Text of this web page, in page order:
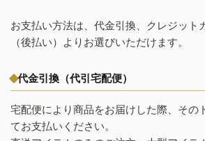
お支払い方法は、代金引換、クレジット
（後払い）よりお選びいただけます。
代金引換（代引宅配便）
宅配便により商品をお届けした際、その
てお支払いください。